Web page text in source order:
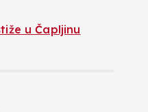
u Čapljinu